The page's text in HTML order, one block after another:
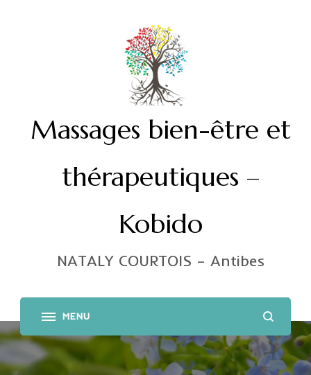
Massages bien-être et
thérapeutiques –
Kobido
NATALY COURTOIS – Antibes